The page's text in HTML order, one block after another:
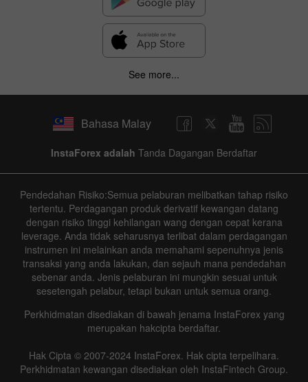
See more...
Bahasa Malay
InstaForex adalah Tanda Dagangan Berdaftar
Pendedahan Risiko:Semua pelaburan melibatkan tahap risiko
tertentu. Perdagangan produk derivatif kewangan datang
dengan risiko tinggi kehilangan wang dengan cepat kerana
leverage. Anda tidak seharusnya terlibat dalam perdagangan
instrumen ini melainkan anda memahami sepenuhnya jenis
transaksi yang anda lakukan, dan sejauh mana pendedahan
sebenar anda. Jenis pelaburan ini mungkin sesuai untuk
sesetengah pelabur, tetapi bukan untuk semua orang.
Perkhidmatan disediakan di bawah jenama InstaForex yang
merupakan hakcipta berdaftar.
Hak Cipta © 2007-2024 InstaForex. Hak cipta terpelihara.
Perkhidmatan kewangan disediakan oleh InstaFintech Group.